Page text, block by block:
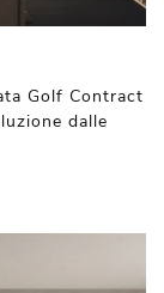
Golf Contract
dalle